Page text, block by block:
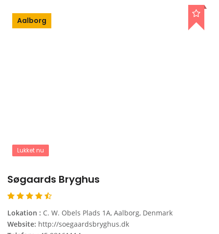
Aalborg
Lukket nu
Søgaards Bryghus
Lokation : C. W. Obels Plads 1A, Aalborg, Denmark
Website: http://soegaardsbryghus.dk